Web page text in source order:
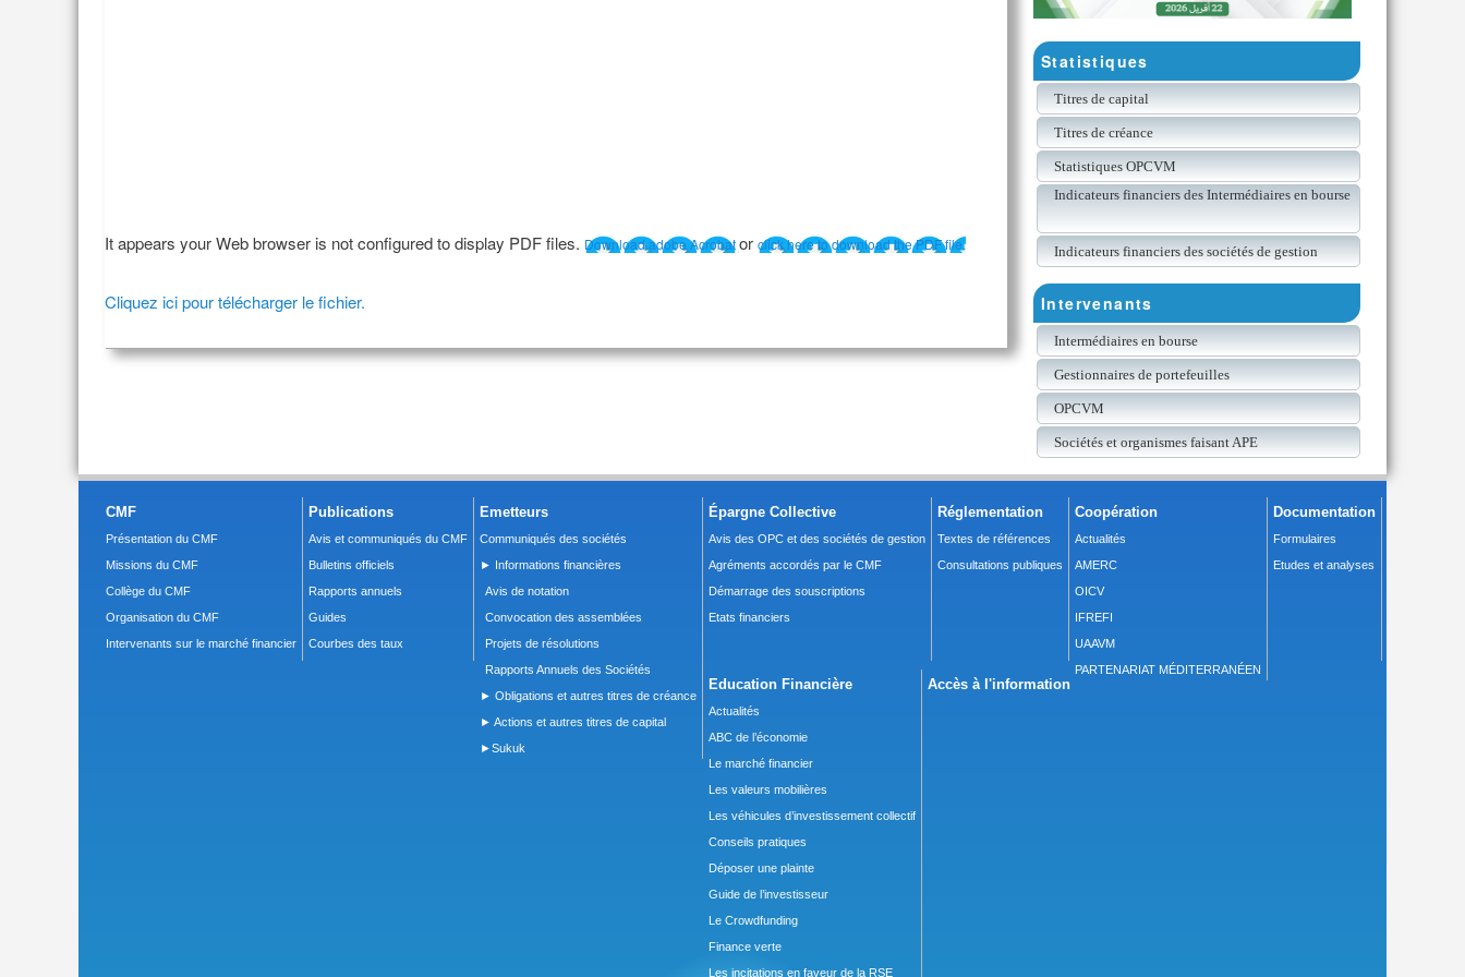
It appears your Web browser is not configured to display PDF files. Download adobe Acrobator click here to download the PDF file.
Cliquez ici pour télécharger le fichier.
Statistiques
Titres de capital
Titres de créance
Statistiques OPCVM
Indicateurs financiers des Intermédiaires en bourse
Indicateurs financiers des sociétés de gestion
Intervenants
Intermédiaires en bourse
Gestionnaires de portefeuilles
OPCVM
Sociétés et organismes faisant APE
CMF
Présentation du CMF
Missions du CMF
Collège du CMF
Organisation du CMF
Intervenants sur le marché financier
Publications
Avis et communiqués du CMF
Bulletins officiels
Rapports annuels
Guides
Courbes des taux
Emetteurs
Communiqués des sociétés
► Informations financières
Avis de notation
Convocation des assemblées
Projets de résolutions
Rapports Annuels des Sociétés
► Obligations et autres titres de créance
► Actions et autres titres de capital
►Sukuk
Épargne Collective
Avis des OPC et des sociétés de gestion
Agréments accordés par le CMF
Démarrage des souscriptions
Etats financiers
Réglementation
Textes de références
Consultations publiques
Coopération
Actualités
AMERC
OICV
IFREFI
UAAVM
PARTENARIAT MÉDITERRANÉEN
Documentation
Formulaires
Etudes et analyses
Education Financière
Actualités
ABC de l’économie
Le marché financier
Les valeurs mobilières
Les véhicules d’investissement collectif
Conseils pratiques
Déposer une plainte
Guide de l’investisseur
Le Crowdfunding
Finance verte
Les incitations en faveur de la RSE
Accès à l'information